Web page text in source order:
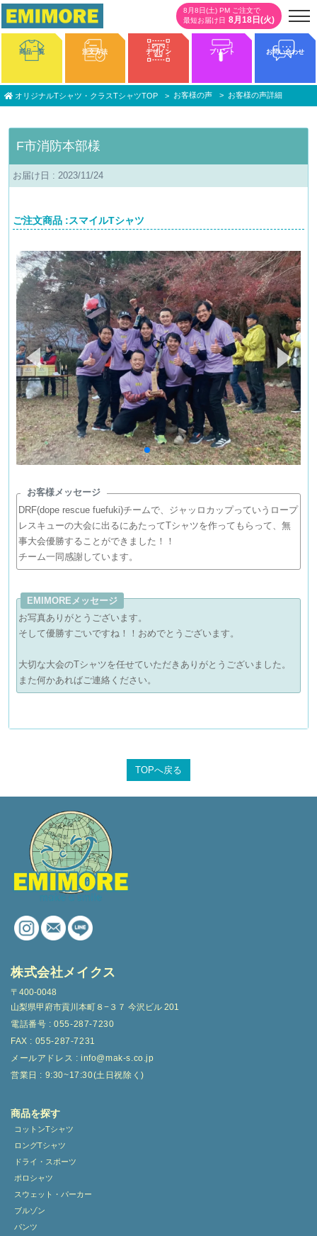
8月8日(土) PM ご注文で
最短お届け日 8月18日(火)
商品一覧 注文方法 デザイン プリント お問い合わせ
オリジナルTシャツ・クラスTシャツTOP お客様の声 お客様の声詳細
F市消防本部様
お届け日 : 2023/11/24
ご注文商品 :スマイルTシャツ
お客様メッセージ
DRF(dope rescue fuefuki)チームで、ジャッロカップっていうロープ
レスキューの大会に出るにあたってTシャツを作ってもらって、無
事大会優勝することができました！！
チーム一同感謝しています。
EMIMOREメッセージ
お写真ありがとうございます。
そして優勝すごいですね！！おめでとうございます。
大切な大会のTシャツを任せていただきありがとうございました。
また何かあればご連絡ください。
TOPへ戻る
株式会社メイクス
〒400-0048
山梨県甲府市貢川本町８−３７ 今沢ビル 201
電話番号 : 055-287-7230
FAX : 055-287-7231
メールアドレス : info@mak-s.co.jp
営業日 : 9:30~17:30(土日祝除く)
商品を探す
コットンTシャツ
ロングTシャツ
ドライ・スポーツ
ポロシャツ
スウェット・パーカー
ブルゾン
パンツ